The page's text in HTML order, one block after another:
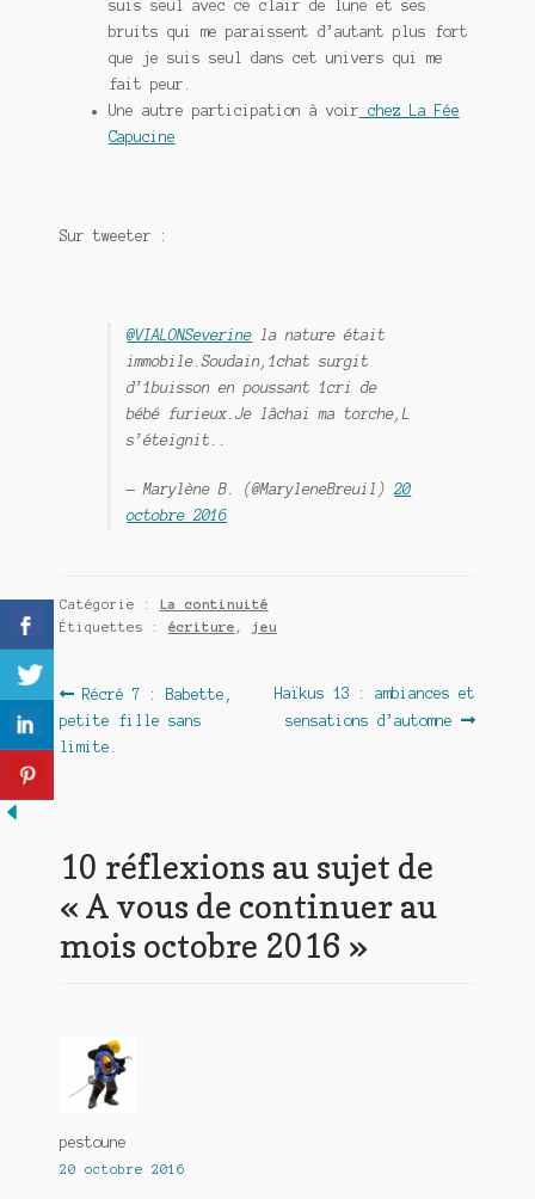
suis seul avec ce clair de lune et ses
bruits qui me paraissent d’autant plus fort
que je suis seul dans cet univers qui me
fait peur.
Une autre participation à voir chez La Fée
Capucine
Sur tweeter :
@VIALONSeverine la nature était
immobile.Soudain,1chat surgit
d’1buisson en poussant 1cri de
bébé furieux.Je lâchai ma torche,L
s’éteignit..
— Marylène B. (@MaryleneBreuil)20
octobre 2016
Catégorie : La continuité
Étiquettes : écriture , jeu
Navigation
de
Article
précédent :
Récré 7 : Babette,
petite fille sans
limite.
Article
suivant :
Haïkus 13 : ambiances et
sensations d’automne
10 réflexions au sujet de
« A vous de continuer au
mois octobre 2016 »
pestoune
20 octobre 2016